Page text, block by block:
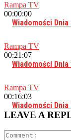
Rampa TV
00:00:00
Wiadomości
Rampa TV
00:21:07
Wiadomości
Rampa TV
00:16:03
Wiadomości
LEAVE A